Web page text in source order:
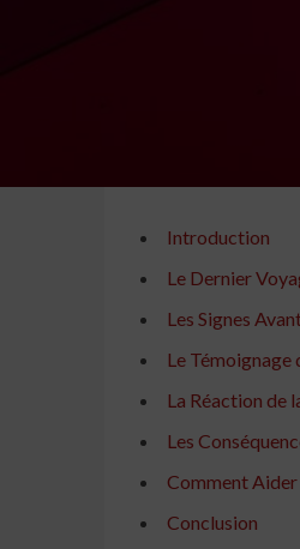
Introduction
Le Dernier
Les Signes
Le Témoignage
La Réaction de
Les
Comment
Conclusion